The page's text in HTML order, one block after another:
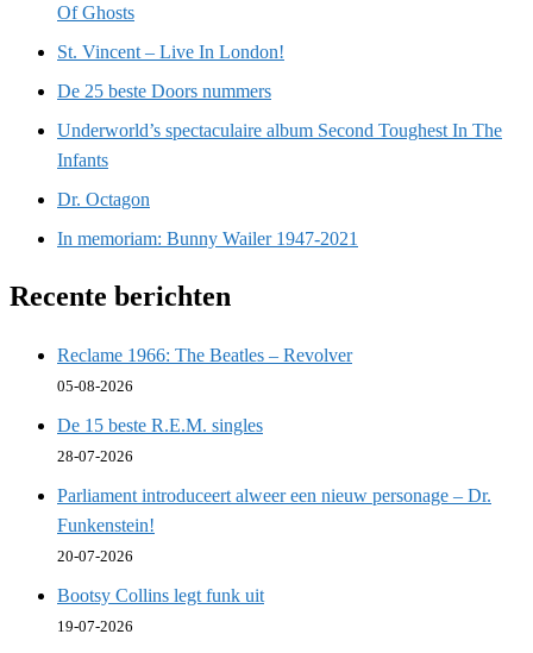
Of Ghosts
St. Vincent – Live In London!
De 25 beste Doors nummers
Underworld’s spectaculaire album Second Toughest In The
Infants
Dr. Octagon
In memoriam: Bunny Wailer 1947-2021
Recente berichten
Reclame 1966: The Beatles – Revolver
05-08-2026
De 15 beste R.E.M. singles
28-07-2026
Parliament introduceert alweer een nieuw personage – Dr.
Funkenstein!
20-07-2026
Bootsy Collins legt funk uit
19-07-2026